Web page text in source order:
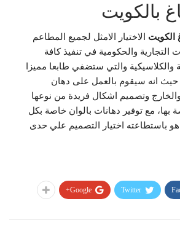
بالكويت
الكويت الاختيار الامثل لجميع المطاعم
التجارية والحكومية في تنفيذ كافة
والكلاسيكية والتي ستضفي طابعا مميزا
حيث انه سيقوم بالعمل على دهان
وتصميم اشكال فريدة من نوعها
بها، مع توفير دهانات بالوان خاصة بكل
باستطاعته اختيار التصميم علي حدى
Twitter
Google+